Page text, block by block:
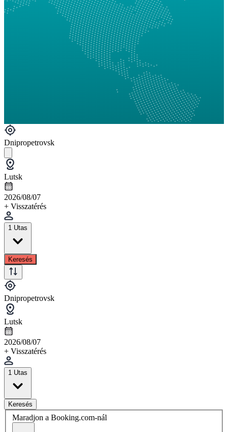
Dnipropetrovsk
Lutsk
2026/08/07
+ Visszatérés
1 Utas
Keresés
Dnipropetrovsk
Lutsk
2026/08/07
+ Visszatérés
1 Utas
Keresés
Maradjon a Booking.com-nál